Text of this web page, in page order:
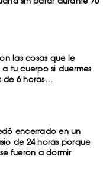
las cosas que le
a tu cuerpo si duermes
de 6 horas…
encerrado en un
de 24 horas porque
fueron a dormir